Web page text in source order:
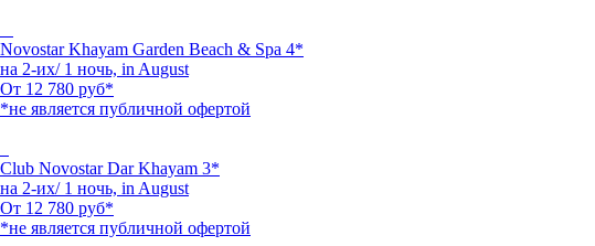
Novostar Khayam Garden Beach & Spa 4*
на 2-их/ 1 ночь, in August
От 12 780 руб*
*не является публичной офертой
Club Novostar Dar Khayam 3*
на 2-их/ 1 ночь, in August
От 12 780 руб*
*не является публичной офертой